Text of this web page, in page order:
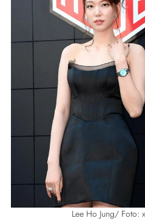
Lee Ho Jung/ Foto: